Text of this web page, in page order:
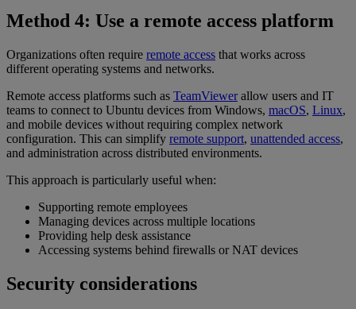
Method 4: Use a remote access platform
Organizations often require remote access that works across
different operating systems and networks.
Remote access platforms such as TeamViewerallow users and IT
teams to connect to Ubuntu devices from Windows, macOS, Linux,
and mobile devices without requiring complex network
configuration. This can simplify remote support, unattended access,
and administration across distributed environments.
This approach is particularly useful when:
Supporting remote employees
Managing devices across multiple locations
Providing help desk assistance
Accessing systems behind firewalls or NAT devices
Security considerations